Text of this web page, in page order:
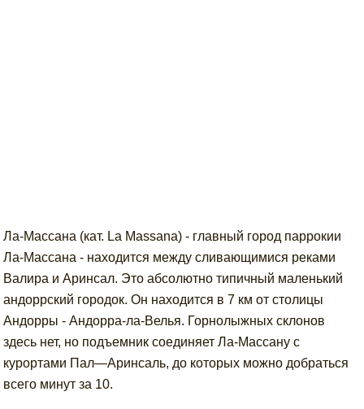
Ла-Массана (кат. La Massana) - главный город паррокии
Ла-Массана - находится между сливающимися реками
Валира и Аринсал. Это абсолютно типичный маленький
андоррский городок. Он находится в 7 км от столицы
Андорры - Андорра-ла-Велья. Горнолыжных склонов
здесь нет, но подъемник соединяет Ла-Массану с
курортами Пал—Аринсаль, до которых можно добраться
всего минут за 10.